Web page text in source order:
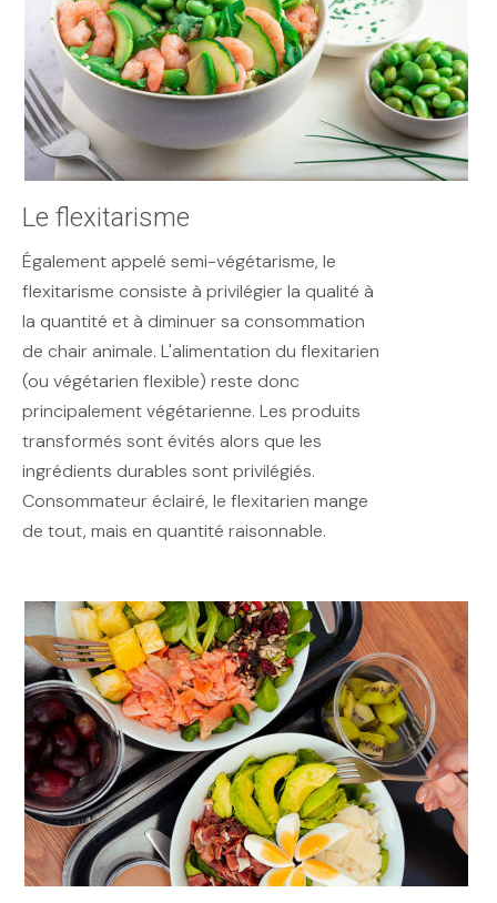
Le flexitarisme
Également appelé semi-végétarisme, le
flexitarisme consiste à privilégier la qualité à
la quantité et à diminuer sa consommation
de chair animale. L'alimentation du flexitarien
(ou végétarien flexible) reste donc
principalement végétarienne. Les produits
transformés sont évités alors que les
ingrédients durables sont privilégiés.
Consommateur éclairé, le flexitarien mange
de tout, mais en quantité raisonnable.